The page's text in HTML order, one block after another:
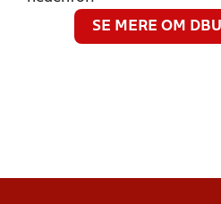
SE MERE OM